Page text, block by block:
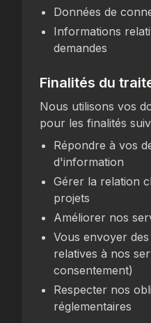
Données de
Informations
demandes
Finalités du
Nous utilisons vos
pour les finalités
Répondre à vos
d'information
Gérer la relation
projets
Améliorer nos
Vous envoyer
relatives à nos
consentement)
Respecter nos
réglementaires